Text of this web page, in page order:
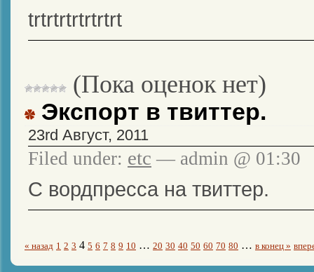
trtrtrtrtrtrtrt
(Пока оценок нет)
Экспорт в твиттер.
23rd Август, 2011
Filed under: etc — admin @ 01:30
С вордпресса на твиттер.
« назад 1 2 3 4 5 6 7 8 9 10 … 20 30 40 50 60 70 80 … в конец »